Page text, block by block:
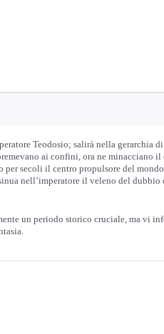
Teodosio; salirà nella gerarchia
ai confini, ora ne minacciano
secoli il centro propulsore del
nell’imperatore il veleno del
un periodo storico cruciale, ma vi